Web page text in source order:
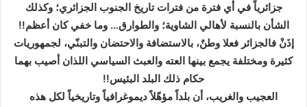
جزائرياً في أي فترة من فترات تاريخ الجنوب الجزائري؛ وكذلك
الشأن بالنسبة لأهالي الشاوية؛ والطوارق… وما خفي كان أعظم!!
إذَنْ فالجزائر فعلا وطنٌ، بالاستضافة والاحتضان والتبنّي، لجمهوريات
كثيرة ومختلفة يجمع بينها العته والعبث السياسي اللذان أصيب بهما
حكام ذلك البلد البئيس!!
العجيب والغريب، أن بلداً مؤهّلاً ديموغرافياً وتاريخياً لكل هذه